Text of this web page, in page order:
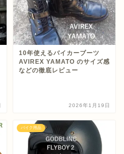
10年使えるバイカーブーツ
AVIREX YAMATO のサイズ感
などの徹底レビュー
2026年1月19日
バイク用品